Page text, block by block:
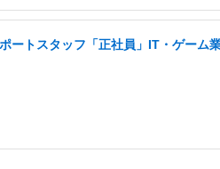
ートスタッフ「正社員」IT・ゲーム